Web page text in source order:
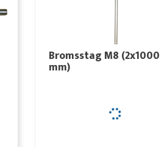
Bromsstag M8 (2x1000
mm)